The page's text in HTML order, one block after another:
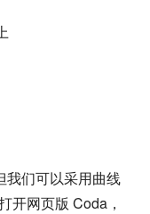
我们可以采用曲线
开网页版 Coda，